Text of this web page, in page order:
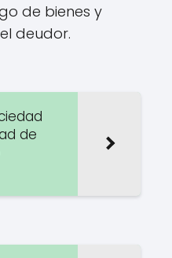
de bienes y
deudor.
de